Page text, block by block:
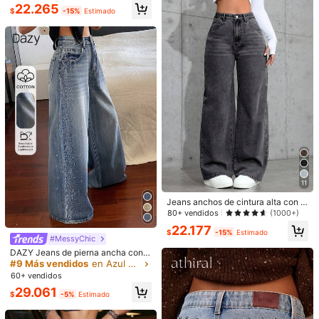
5.1K Seguidores
4,76 5.1K Seguidores
4,76 5.1K Seguidores
4,76 5.1K Seguidores
Estilos Combinados Más estilo
$20.115
También Podría Gustarte
Recomendados Ropa Interior y Ropa de Dormir Accesorios de
do vintage, casual y de moda para
el otoño
$22.265 -15% Estimado
#MessyChic
DAZY Jeans de pierna ancha con d
ecoración de strass desgastados y
lavados para mujer, estilo casual pa
#9 Más vendidos en Azul Pantalones vaqueros
60+ vendidos
$29.061 -5% Estimado
11
Jeans anchos de cintura alta con e
fecto desgastado
80+ vendidos (1000+)
$22.177 -15% Estimado